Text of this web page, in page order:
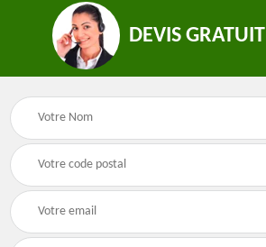
demoussage de
toiture 31
DEVIS GRATUIT